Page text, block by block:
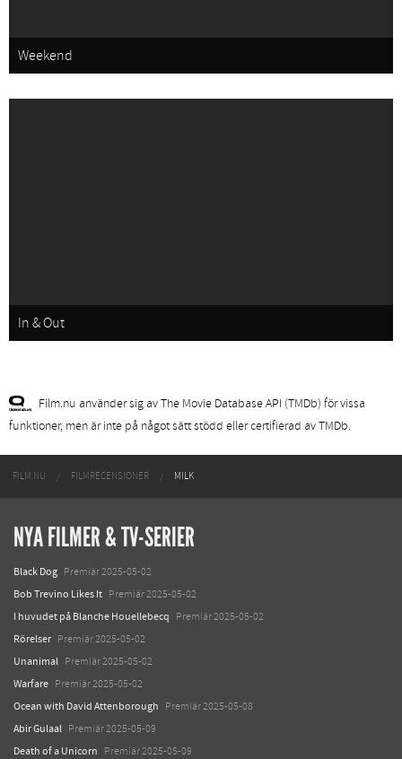
Weekend
In & Out
Film.nu använder sig av The Movie Database API (TMDb) för vissa
funktioner, men är inte på något sätt stödd eller certifierad av TMDb.
FILM.NU FILMRECENSIONER MILK
NYA FILMER & TV-SERIER
Black Dog Premiär 2025-05-02
Bob Trevino Likes It Premiär 2025-05-02
I huvudet på Blanche Houellebecq Premiär 2025-05-02
Rörelser Premiär 2025-05-02
Unanimal Premiär 2025-05-02
Warfare Premiär 2025-05-02
Ocean with David Attenborough Premiär 2025-05-08
Abir Gulaal Premiär 2025-05-09
Death of a Unicorn Premiär 2025-05-09